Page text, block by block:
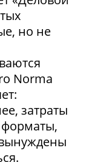
но не
Norma
затраты
форматы,